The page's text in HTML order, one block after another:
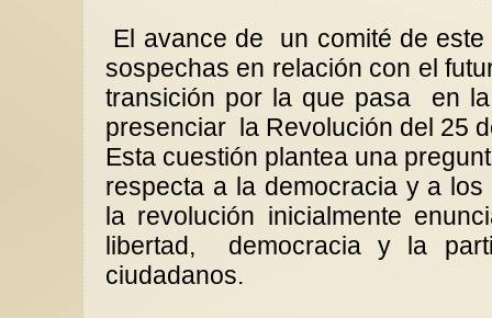
El avance de
un comité de
sospechas en relación con el
transición por la que pasa
en
presenciar la Revolución del 25
Esta cuestión plantea una
respecta a la democracia y a
la revolución inicialmente
libertad,
democracia y la
ciudadanos.
El peligro de postergar y de dar
todo por sentado
Lecciones de vida.En la
cotidianidad de la vida diaria
algunas personas casi sin pensar
Los talibanes
escritos por mujeres
universidades afganas
El gobierno talibán